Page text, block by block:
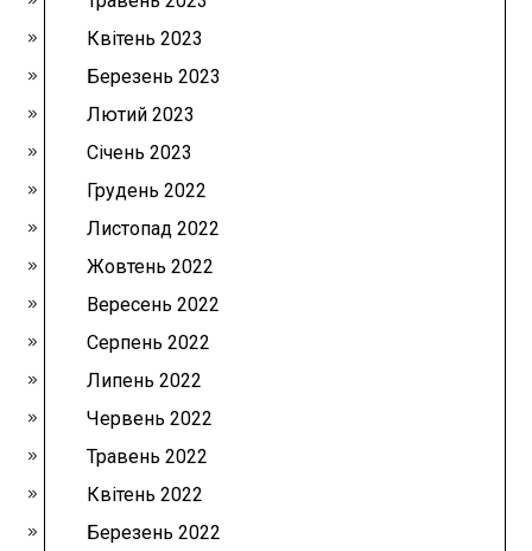
Квітень 2023
Березень 2023
Лютий 2023
Січень 2023
Грудень 2022
Листопад 2022
Жовтень 2022
Вересень 2022
Серпень 2022
Липень 2022
Червень 2022
Травень 2022
Квітень 2022
Березень 2022